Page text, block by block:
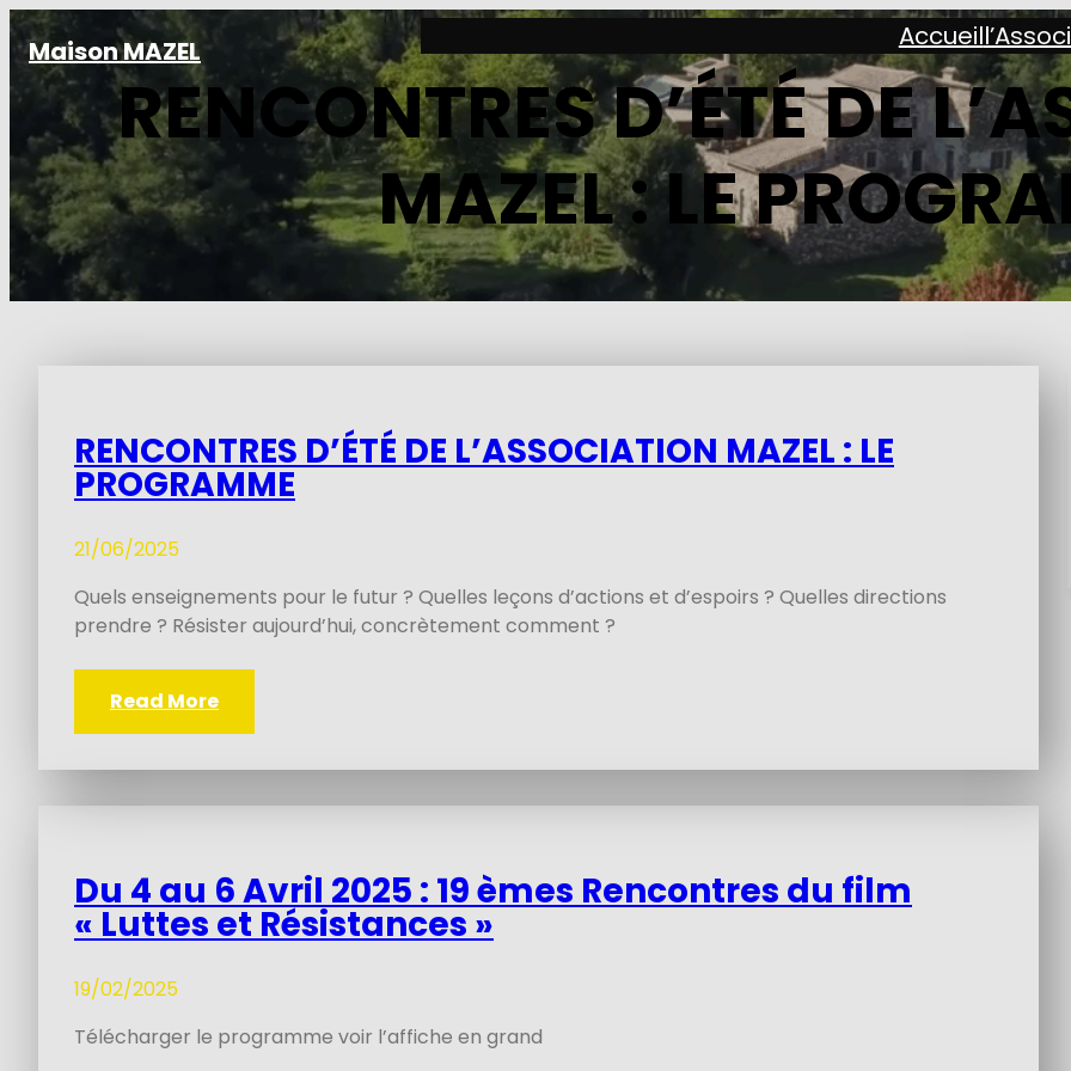
Aller
au
contenu
Maison MAZEL Accueil
RENCONTRES D’ÉTÉ DE
MAZEL : LE
RENCONTRES D’ÉTÉ DE L’ASSOCIATION MAZEL : LE
PROGRAMME
21/06/2025
Quels enseignements pour le futur ? Quelles leçons d’actions et d’espoirs ? Quelles directions
prendre ? Résister aujourd’hui, concrètement comment ?
Read More
Du 4 au 6 Avril 2025 : 19 èmes Rencontres du film
« Luttes et Résistances »
19/02/2025
Télécharger le programme voir l’affiche en grand